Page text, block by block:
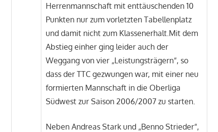
Herrenmannschaft mit enttäuschenden 10
Punkten nur zum vorletzten Tabellenplatz
und damit nicht zum Klassenerhalt.Mit dem
Abstieg einher ging leider auch der
Weggang von vier „Leistungsträgern“, so
dass der TTC gezwungen war, mit einer neu
formierten Mannschaft in die Oberliga
Südwest zur Saison 2006/2007 zu starten.
Neben Andreas Stark und „Benno Strieder“,